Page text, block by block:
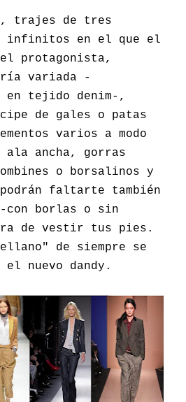
trajes de tres
infinitos en el que el
protagonista,
variada -
en tejido denim-,
de gales o patas
varios a modo
ala ancha, gorras
o borsalinos y
faltarte también
-con borlas o sin
de vestir tus pies.
de siempre se
el nuevo dandy.